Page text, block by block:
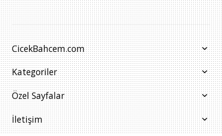
CicekBahcem.com
Kategoriler
Özel Sayfalar
İletişim